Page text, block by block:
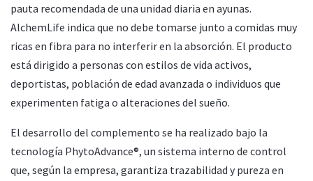
pauta recomendada de una unidad diaria en ayunas.
AlchemLife indica que no debe tomarse junto a comidas muy
ricas en fibra para no interferir en la absorción. El producto
está dirigido a personas con estilos de vida activos,
deportistas, población de edad avanzada o individuos que
experimenten fatiga o alteraciones del sueño.
El desarrollo del complemento se ha realizado bajo la
tecnología PhytoAdvance®, un sistema interno de control
que, según la empresa, garantiza trazabilidad y pureza en